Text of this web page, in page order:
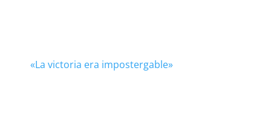
«La victoria era impostergable»